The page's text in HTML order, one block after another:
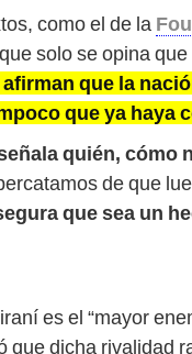
como el de la
solo se opina
que la
que ya
quién, cómo
de que
que sea un
es el “mayor
dicha rivalidad